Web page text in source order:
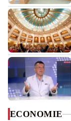
ECONOMIE